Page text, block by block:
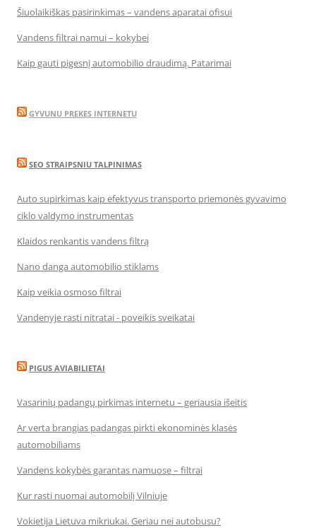
Šiuolaikiškas pasirinkimas – vandens aparatai ofisui
Vandens filtrai namui – kokybei
Kaip gauti pigesnį automobilio draudimą. Patarimai
GYVUNU PREKES INTERNETU
SEO STRAIPSNIU TALPINIMAS
Auto supirkimas kaip efektyvus transporto priemonės gyvavimo
ciklo valdymo instrumentas
Klaidos renkantis vandens filtrą
Nano danga automobilio stiklams
Kaip veikia osmoso filtrai
Vandenyje rasti nitratai - poveikis sveikatai
PIGUS AVIABILIETAI
Vasarinių padangų pirkimas internetu – geriausia išeitis
Ar verta brangias padangas pirkti ekonominės klasės
automobiliams
Vandens kokybės garantas namuose – filtrai
Kur rasti nuomai automobilį Vilniuje
Vokietija Lietuva mikriukai. Geriau nei autobusu?